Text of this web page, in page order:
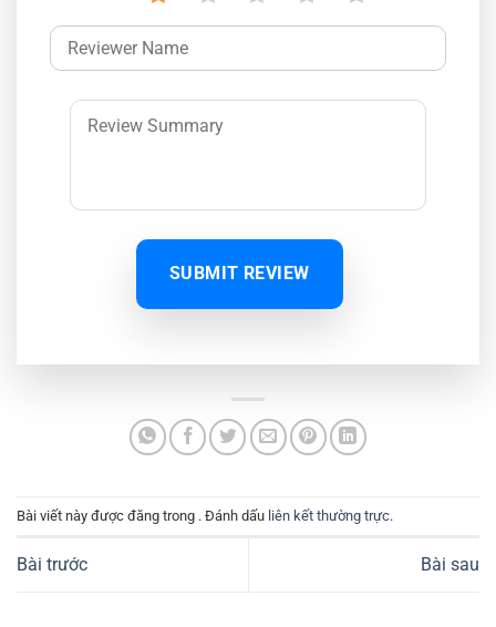
SUBMIT REVIEW
Bài viết này được đăng trong . Đánh dấu liên kết thường trực.
Bài trước Bài sau